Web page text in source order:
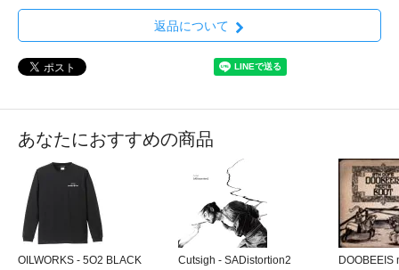
返品について
あなたにおすすめの商品
OILWORKS - 5O2 BLACK
Cutsigh - SADistortion2
DOOBEEIS